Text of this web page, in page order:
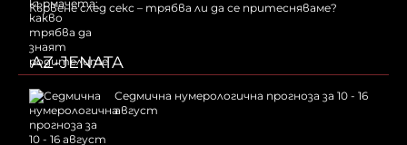
Кървене след секс – трябва ли да се притесняваме?
AZ-JENATA
Седмична нумерологична прогноза за 10 - 16
август